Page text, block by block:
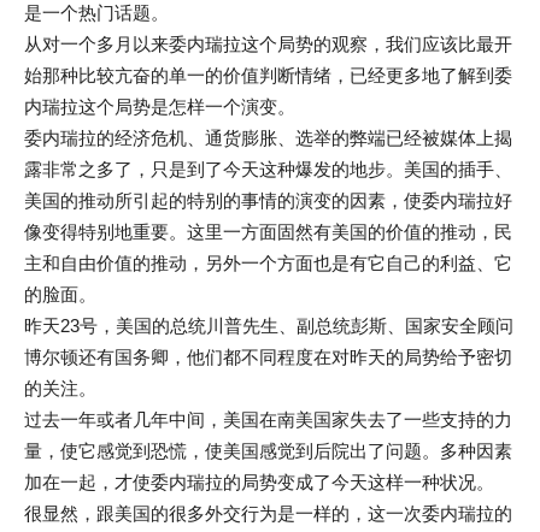
是一个热门话题。
从对一个多月以来委内瑞拉这个局势的观察，我们应该比最开
始那种比较亢奋的单一的价值判断情绪，已经更多地了解到委
内瑞拉这个局势是怎样一个演变。
委内瑞拉的经济危机、通货膨胀、选举的弊端已经被媒体上揭
露非常之多了，只是到了今天这种爆发的地步。美国的插手、
美国的推动所引起的特别的事情的演变的因素，使委内瑞拉好
像变得特别地重要。这里一方面固然有美国的价值的推动，民
主和自由价值的推动，另外一个方面也是有它自己的利益、它
的脸面。
昨天23号，美国的总统川普先生、副总统彭斯、国家安全顾问
博尔顿还有国务卿，他们都不同程度在对昨天的局势给予密切
的关注。
过去一年或者几年中间，美国在南美国家失去了一些支持的力
量，使它感觉到恐慌，使美国感觉到后院出了问题。多种因素
加在一起，才使委内瑞拉的局势变成了今天这样一种状况。
很显然，跟美国的很多外交行为是一样的，这一次委内瑞拉的